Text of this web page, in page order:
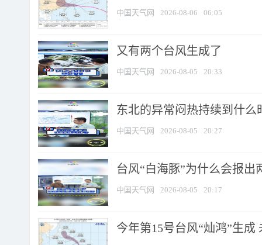
中国天气网 2026-08-06 06:05
又有两个台风生成了
中国天气网 2026-08-05 20:33
东北的异常闷热持续到什么
中国天气网 2026-08-05 20:27
台风“白海豚”为什么会报出
中国天气网 2026-08-05 20:17
今年第15号台风“灿鸿”生成